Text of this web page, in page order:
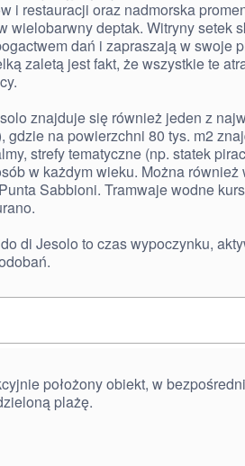
i restauracji oraz nadmorska
wielobarwny deptak. Witryny setek
dań i zapraszają w swoje
zaletą jest fakt, że wszystkie te
znajduje się również jeden z
gdzie na powierzchni 80 tys. m2
strefy tematyczne (np. statek
w każdym wieku. Można
Sabbioni. Tramwaje wodne
di Jesolo to czas wypoczynku,
położony obiekt, w
plażę.